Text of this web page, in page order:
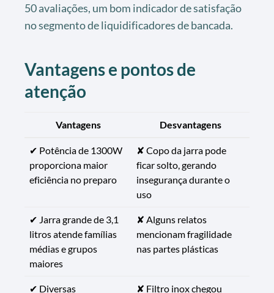
50 avaliações, um bom indicador de satisfação
no segmento de liquidificadores de bancada.
Vantagens e pontos de
atenção
Vantagens Desvantagens
✔ Potência de 1300W
proporciona maior
eficiência no preparo
✘ Copo da jarra pode
ficar solto, gerando
insegurança durante o
uso
✔ Jarra grande de 3,1
litros atende famílias
médias e grupos
maiores
✘ Alguns relatos
mencionam fragilidade
nas partes plásticas
✔ Diversas
✘ Filtro inox chegou